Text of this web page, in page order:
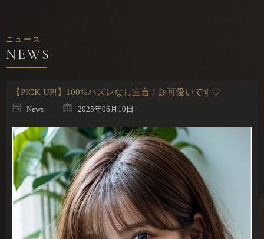
ニュース
【PICK UP!】100%ハズレなし宣言！超可愛いです♡
News 2025年06月10日